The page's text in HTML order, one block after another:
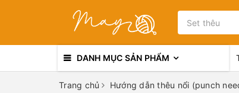
DANH MỤC SẢN PHẨM
Trang chủ Hướng dẫn thêu nổi (punch